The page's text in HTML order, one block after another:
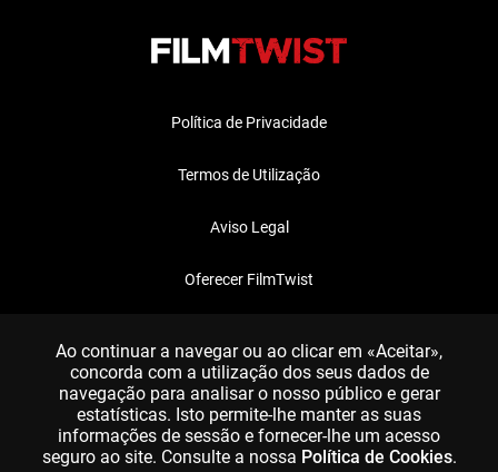
Política de Privacidade
Termos de Utilização
Aviso Legal
Oferecer FilmTwist
Ao continuar a navegar ou ao clicar em «Aceitar»,
concorda com a utilização dos seus dados de
navegação para analisar o nosso público e gerar
estatísticas. Isto permite-lhe manter as suas
informações de sessão e fornecer-lhe um acesso
seguro ao site. Consulte a nossa Política de Cookies.